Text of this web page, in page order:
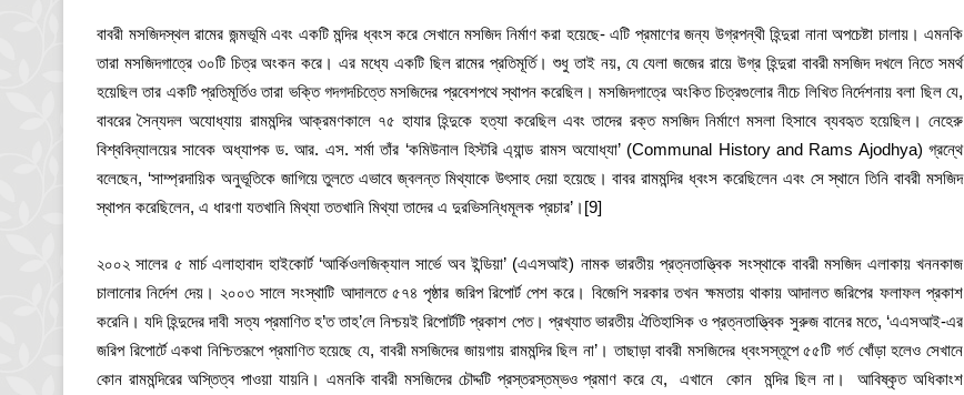
বাবরী মসজিদস্থল রামের জন্মভূমি এবং একটি মন্দির ধ্বংস করে সেখানে মসজিদ নির্মাণ করা হয়েছে- এটি প্রমাণের জন্য উগ্রপন্থী হিন্দুরা নানা অপচেষ্টা চালায়। এমনকি
তারা মসজিদগাত্রে ৩০টি চিত্র অংকন করে। এর মধ্যে একটি ছিল রামের প্রতিমূর্তি। শুধু তাই নয়, যে যেলা জজের রায়ে উগ্র হিন্দুরা বাবরী মসজিদ দখলে নিতে সমর্থ
হয়েছিল তার একটি প্রতিমূর্তিও তারা ভক্তি গদগদচিত্তে মসজিদের প্রবেশপথে স্থাপন করেছিল। মসজিদগাত্রে অংকিত চিত্রগুলোর নীচে লিখিত নির্দেশনায় বলা ছিল যে,
বাবরের সৈন্যদল অযোধ্যায় রামমন্দির আক্রমণকালে ৭৫ হাযার হিন্দুকে হত্যা করেছিল এবং তাদের রক্ত মসজিদ নির্মাণে মসলা হিসাবে ব্যবহৃত হয়েছিল। নেহেরু
বিশ্ববিদ্যালয়ের সাবেক অধ্যাপক ড. আর. এস. শর্মা তাঁর ‘কমিউনাল হিস্টরি এ্যান্ড রামস অযোধ্যা’ (Communal History and Rams Ajodhya) গ্রন্থে
বলেছেন, ‘সাম্প্রদায়িক অনুভূতিকে জাগিয়ে তুলতে এভাবে জ্বলন্ত মিথ্যাকে উৎসাহ দেয়া হয়েছে। বাবর রামমন্দির ধ্বংস করেছিলেন এবং সে স্থানে তিনি বাবরী মসজিদ
স্থাপন করেছিলেন, এ ধারণা যতখানি মিথ্যা ততখানি মিথ্যা তাদের এ দুরভিসন্ধিমূলক প্রচার’। [9]
২০০২ সালের ৫ মার্চ এলাহাবাদ হাইকোর্ট ‘আর্কিওলজিক্যাল সার্ভে অব ইন্ডিয়া’ (এএসআই) নামক ভারতীয় প্রত্নতাত্ত্বিক সংস্থাকে বাবরী মসজিদ এলাকায় খননকাজ
চালানোর নির্দেশ দেয়। ২০০৩ সালে সংস্থাটি আদালতে ৫৭৪ পৃষ্ঠার জরিপ রিপোর্ট পেশ করে। বিজেপি সরকার তখন ক্ষমতায় থাকায় আদালত জরিপের ফলাফল প্রকাশ
করেনি। যদি হিন্দুদের দাবী সত্য প্রমাণিত হ’ত তাহ’লে নিশ্চয়ই রিপোর্টটি প্রকাশ পেত। প্রখ্যাত ভারতীয় ঐতিহাসিক ও প্রত্নতাত্ত্বিক সুরুজ বানের মতে, ‘এএসআই-এর
জরিপ রিপোর্টে একথা নিশ্চিতরূপে প্রমাণিত হয়েছে যে, বাবরী মসজিদের জায়গায় রামমন্দির ছিল না’। তাছাড়া বাবরী মসজিদের ধ্বংসস্তূপে ৫৫টি গর্ত খোঁড়া হলেও সেখানে
কোন রামমন্দিরের অস্তিত্ব পাওয়া যায়নি। এমনকি বাবরী মসজিদের চৌদ্দটি প্রস্তরস্তম্ভও প্রমাণ করে যে, এখানে কোন মন্দির ছিল না। আবিষ্কৃত অধিকাংশ